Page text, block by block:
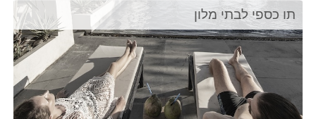
תו כספי לבתי מלון